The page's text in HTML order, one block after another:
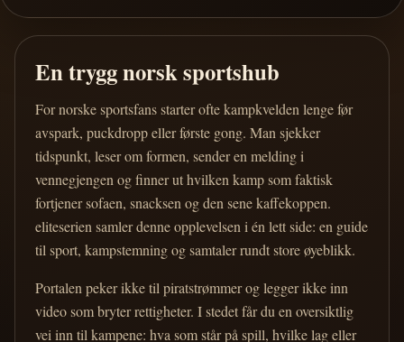
En trygg norsk sportshub
For norske sportsfans starter ofte kampkvelden lenge før
avspark, puckdropp eller første gong. Man sjekker
tidspunkt, leser om formen, sender en melding i
vennegjengen og finner ut hvilken kamp som faktisk
fortjener sofaen, snacksen og den sene kaffekoppen.
eliteserien samler denne opplevelsen i én lett side: en guide
til sport, kampstemning og samtaler rundt store øyeblikk.
Portalen peker ikke til piratstrømmer og legger ikke inn
video som bryter rettigheter. I stedet får du en oversiktlig
vei inn til kampene: hva som står på spill, hvilke lag eller